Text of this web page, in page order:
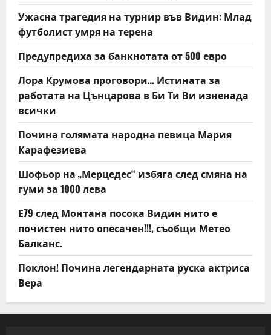
Ужасна трагедия на турнир във Видин: Млад
футболист умря на терена
Предупредиха за банкнотата от 500 евро
Лора Крумова проговори… Истината за
работата на Цънцарова в Би Ти Ви изненада
всички
Почина голямата народна певица Мария
Карафезиева
Шофьор на „Мерцедес“ избяга след смяна на
гуми за 1000 лева
Е79 след Монтана посока Видин нито е
почистен нито опесачен!!!, съобщи Метео
Балканс.
Поклон! Почина легендарната руска актриса
Вера